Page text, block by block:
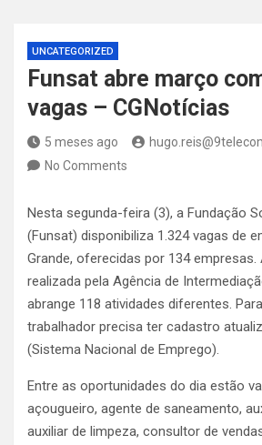
UNCATEGORIZED
Funsat abre março
vagas – CGNotícias
5 meses ago
No Comments
Nesta segunda-feira (3), a Fundação
(Funsat) disponibiliza 1.324 vagas de
Grande, oferecidas por 134 empresas.
realizada pela Agência de
abrange 118 atividades diferentes.
trabalhador precisa ter cadastro
(Sistema Nacional de Emprego).
Entre as oportunidades do dia estão
açougueiro, agente de saneamento,
auxiliar de limpeza, consultor de